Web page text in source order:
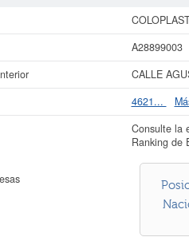
el 05/08/2026. Puede consultar
en conocer más datos de la empresa
PRODUCTOS MEDICOS
MEDICOS SAU tiene el
La última
A28899003
CALLE
4621...
Consulte la
Ranking de